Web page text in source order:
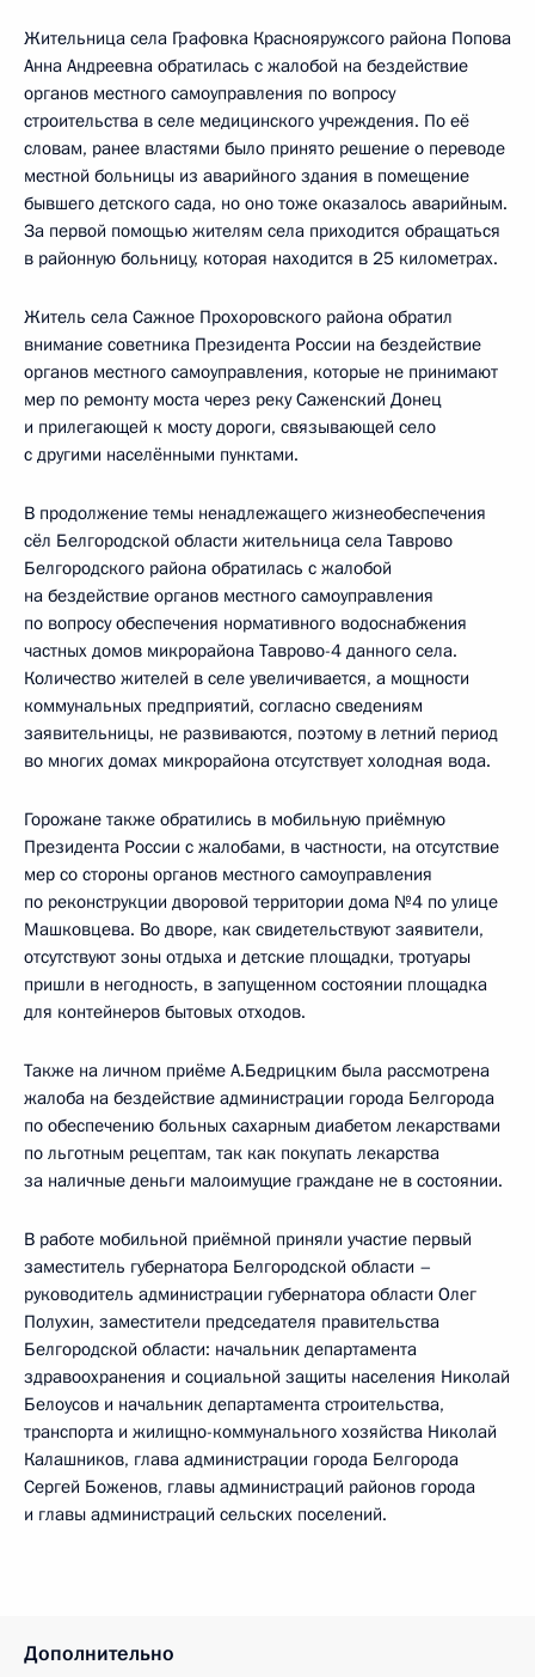
Жительница села Графовка Краснояружсого района Попова
Анна Андреевна обратилась с жалобой на бездействие
органов местного самоуправления по вопросу
строительства в селе медицинского учреждения. По её
словам, ранее властями было принято решение о переводе
местной больницы из аварийного здания в помещение
бывшего детского сада, но оно тоже оказалось аварийным.
За первой помощью жителям села приходится обращаться
в районную больницу, которая находится в 25 километрах.
Житель села Сажное Прохоровского района обратил
внимание советника Президента России на бездействие
органов местного самоуправления, которые не принимают
мер по ремонту моста через реку Саженский Донец
и прилегающей к мосту дороги, связывающей село
с другими населёнными пунктами.
В продолжение темы ненадлежащего жизнеобеспечения
сёл Белгородской области жительница села Таврово
Белгородского района обратилась с жалобой
на бездействие органов местного самоуправления
по вопросу обеспечения нормативного водоснабжения
частных домов микрорайона Таврово-4 данного села.
Количество жителей в селе увеличивается, а мощности
коммунальных предприятий, согласно сведениям
заявительницы, не развиваются, поэтому в летний период
во многих домах микрорайона отсутствует холодная вода.
Горожане также обратились в мобильную приёмную
Президента России с жалобами, в частности, на отсутствие
мер со стороны органов местного самоуправления
по реконструкции дворовой территории дома №4 по улице
Машковцева. Во дворе, как свидетельствуют заявители,
отсутствуют зоны отдыха и детские площадки, тротуары
пришли в негодность, в запущенном состоянии площадка
для контейнеров бытовых отходов.
Также на личном приёме А.Бедрицким была рассмотрена
жалоба на бездействие администрации города Белгорода
по обеспечению больных сахарным диабетом лекарствами
по льготным рецептам, так как покупать лекарства
за наличные деньги малоимущие граждане не в состоянии.
В работе мобильной приёмной приняли участие первый
заместитель губернатора Белгородской области –
руководитель администрации губернатора области Олег
Полухин, заместители председателя правительства
Белгородской области: начальник департамента
здравоохранения и социальной защиты населения Николай
Белоусов и начальник департамента строительства,
транспорта и жилищно-коммунального хозяйства Николай
Калашников, глава администрации города Белгорода
Сергей Боженов, главы администраций районов города
и главы администраций сельских поселений.
Дополнительно